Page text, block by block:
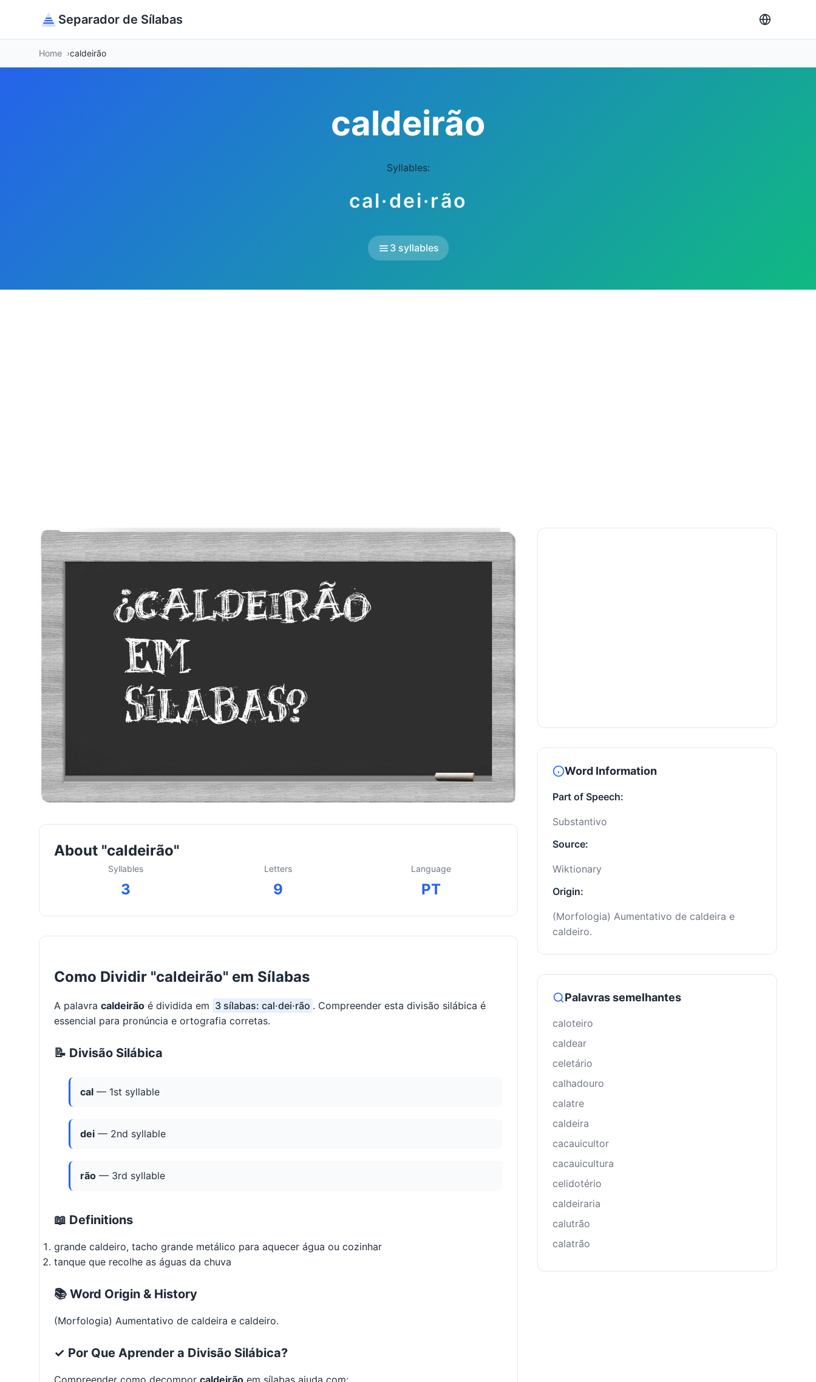
Separador de Sílabas
Home caldeirão
caldeirão
Syllables:
cal·dei·rão
3 syllables
About "caldeirão"
Syllables
3
Letters
9
Language
PT
Como Dividir "caldeirão" em Sílabas
A palavra caldeirão é dividida em 3 sílabas: cal·dei·rão . Compreender esta divisão silábica é
essencial para pronúncia e ortografia corretas.
📝 Divisão Silábica
cal — 1st syllable
dei — 2nd syllable
rão — 3rd syllable
📖 Definitions
grande caldeiro, tacho grande metálico para aquecer água ou cozinhar
tanque que recolhe as águas da chuva
📚 Word Origin & History
(Morfologia) Aumentativo de caldeira e caldeiro.
✓ Por Que Aprender a Divisão Silábica?
Word Information
Part of Speech:
Substantivo
Source:
Wiktionary
Origin:
(Morfologia) Aumentativo de caldeira e
caldeiro.
Palavras semelhantes
caloteiro
caldear
celetário
calhadouro
calatre
caldeira
cacauicultor
cacauicultura
celidotério
caldeiraria
calutrão
calatrão